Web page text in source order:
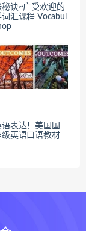
诀~广受欢迎的
汇课程 Vocabul
表达！美国国
级英语口语教材